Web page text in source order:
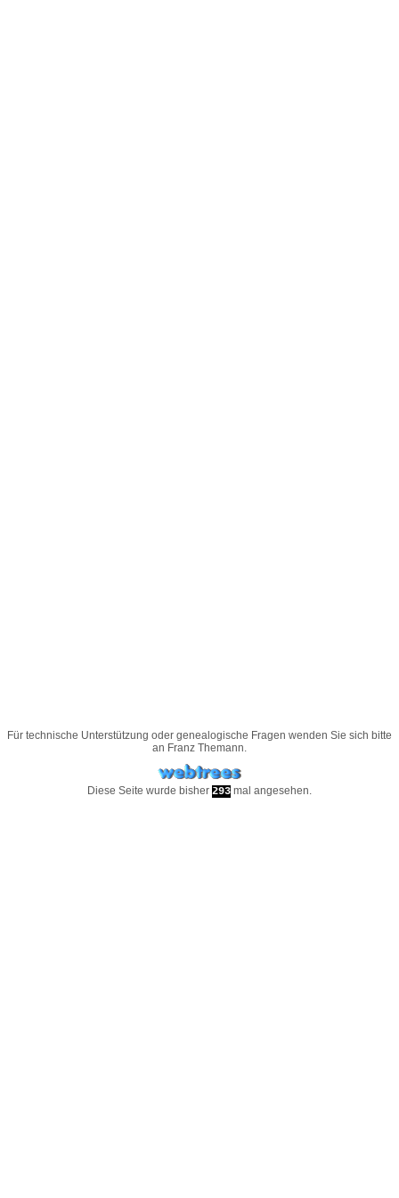
Für technische Unterstützung oder genealogische Fragen wenden Sie sich bitte
an Franz Themann.
Diese Seite wurde bisher 293 mal angesehen.